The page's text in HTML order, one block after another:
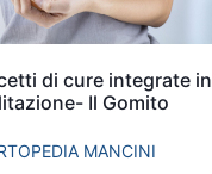
di cure integrate in
Il Gomito
MANCINI